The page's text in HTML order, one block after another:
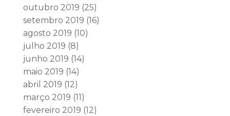
outubro 2019 (25)
setembro 2019 (16)
agosto 2019 (10)
julho 2019 (8)
junho 2019 (14)
maio 2019 (14)
abril 2019 (12)
março 2019 (11)
fevereiro 2019 (12)